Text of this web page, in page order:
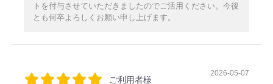
トを付与させていただきましたのでご活用ください。今後
とも何卒よろしくお願い申し上げます。
ご利用者様
2026-05-07